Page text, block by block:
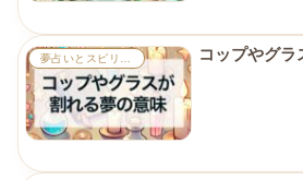
夢占いとスピリチュアル コップやグラ